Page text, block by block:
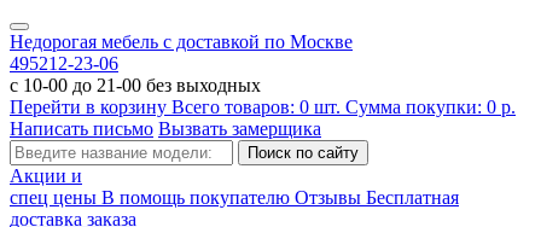
Недорогая мебель с доставкой по Москве
495212-23-06
с 10-00 до 21-00 без выходных
Перейти в корзину Всего товаров: 0 шт. Сумма покупки: 0 р.
Написать письмо Вызвать замерщика
Акции и
спец цены В помощь покупателю Отзывы Бесплатная
доставка заказа